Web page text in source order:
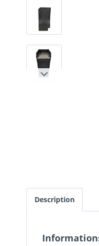
Description